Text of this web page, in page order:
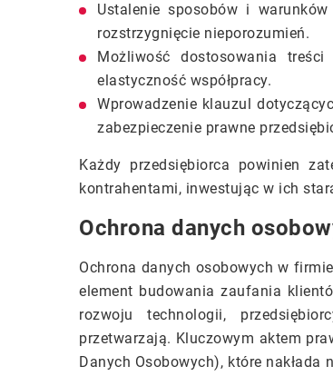
Ustalenie sposobów i
rozstrzygnięcie nieporozumień.
Możliwość dostosowania
elastyczność współpracy.
Wprowadzenie klauzul
zabezpieczenie prawne
Każdy przedsiębiorca powinien
kontrahentami, inwestując w ich
Ochrona danych
Ochrona danych osobowych w
element budowania zaufania
rozwoju technologii,
przetwarzają. Kluczowym aktem
Danych Osobowych), które